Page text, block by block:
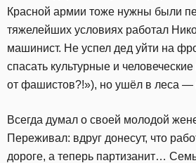
Красной армии тоже нужны были
тяжелейших условиях работал
машинист. Не успел дед уйти на
спасать культурные и
от фашистов?!»), но ушёл в леса —
Всегда думал о своей молодой
Переживал: вдруг донесут, что
дороге, а теперь партизанит…